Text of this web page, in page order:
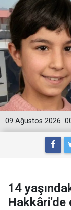
09 Ağustos 2026
14
Hakkâri'de